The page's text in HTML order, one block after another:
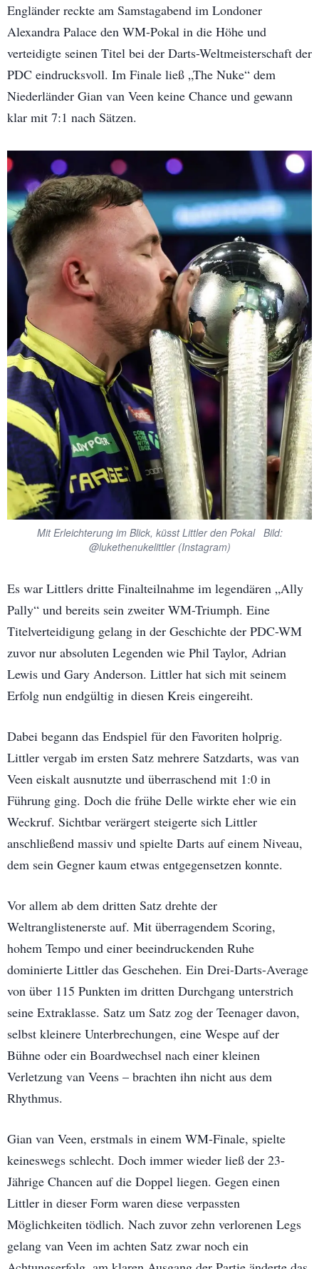
Engländer reckte am Samstagabend im Londoner
Alexandra Palace den WM-Pokal in die Höhe und
verteidigte seinen Titel bei der Darts-Weltmeisterschaft der
PDC eindrucksvoll. Im Finale ließ „The Nuke“ dem
Niederländer Gian van Veen keine Chance und gewann
klar mit 7:1 nach Sätzen.
Mit Erleichterung im Blick, küsst Littler den Pokal Bild:
@lukethenukelittler (Instagram)
Es war Littlers dritte Finalteilnahme im legendären „Ally
Pally“ und bereits sein zweiter WM-Triumph. Eine
Titelverteidigung gelang in der Geschichte der PDC-WM
zuvor nur absoluten Legenden wie Phil Taylor, Adrian
Lewis und Gary Anderson. Littler hat sich mit seinem
Erfolg nun endgültig in diesen Kreis eingereiht.
Dabei begann das Endspiel für den Favoriten holprig.
Littler vergab im ersten Satz mehrere Satzdarts, was van
Veen eiskalt ausnutzte und überraschend mit 1:0 in
Führung ging. Doch die frühe Delle wirkte eher wie ein
Weckruf. Sichtbar verärgert steigerte sich Littler
anschließend massiv und spielte Darts auf einem Niveau,
dem sein Gegner kaum etwas entgegensetzen konnte.
Vor allem ab dem dritten Satz drehte der
Weltranglistenerste auf. Mit überragendem Scoring,
hohem Tempo und einer beeindruckenden Ruhe
dominierte Littler das Geschehen. Ein Drei-Darts-Average
von über 115 Punkten im dritten Durchgang unterstrich
seine Extraklasse. Satz um Satz zog der Teenager davon,
selbst kleinere Unterbrechungen, eine Wespe auf der
Bühne oder ein Boardwechsel nach einer kleinen
Verletzung van Veens – brachten ihn nicht aus dem
Rhythmus.
Gian van Veen, erstmals in einem WM-Finale, spielte
keineswegs schlecht. Doch immer wieder ließ der 23-
Jährige Chancen auf die Doppel liegen. Gegen einen
Littler in dieser Form waren diese verpassten
Möglichkeiten tödlich. Nach zuvor zehn verlorenen Legs
gelang van Veen im achten Satz zwar noch ein